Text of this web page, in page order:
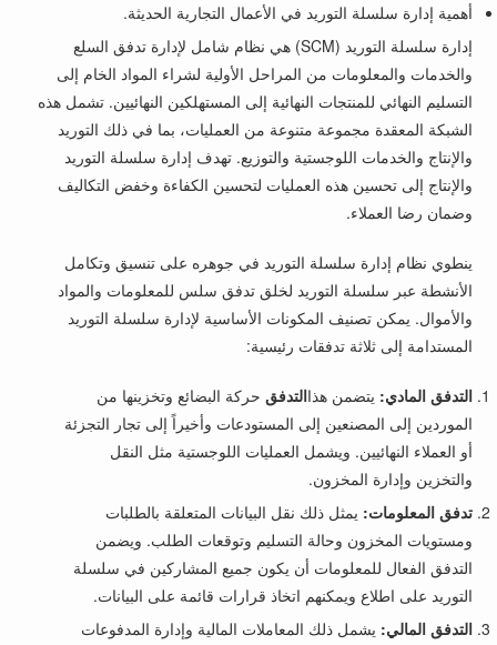
أهمية إدارة سلسلة التوريد في الأعمال التجارية الحديثة.
إدارة سلسلة التوريد (SCM) هي نظام شامل لإدارة تدفق السلع
والخدمات والمعلومات من المراحل الأولية لشراء المواد الخام إلى
التسليم النهائي للمنتجات النهائية إلى المستهلكين النهائيين. تشمل هذه
الشبكة المعقدة مجموعة متنوعة من العمليات، بما في ذلك التوريد
والإنتاج والخدمات اللوجستية والتوزيع. تهدف إدارة سلسلة التوريد
والإنتاج إلى تحسين هذه العمليات لتحسين الكفاءة وخفض التكاليف
وضمان رضا العملاء.
ينطوي نظام إدارة سلسلة التوريد في جوهره على تنسيق وتكامل
الأنشطة عبر سلسلة التوريد لخلق تدفق سلس للمعلومات والمواد
والأموال. يمكن تصنيف المكونات الأساسية لإدارة سلسلة التوريد
المستدامة إلى ثلاثة تدفقات رئيسية:
التدفق المادي: يتضمن هذاالتدفق حركة البضائع وتخزينها من
الموردين إلى المصنعين إلى المستودعات وأخيراً إلى تجار التجزئة
أو العملاء النهائيين. ويشمل العمليات اللوجستية مثل النقل
والتخزين وإدارة المخزون.
تدفق المعلومات: يمثل ذلك نقل البيانات المتعلقة بالطلبات
ومستويات المخزون وحالة التسليم وتوقعات الطلب. ويضمن
التدفق الفعال للمعلومات أن يكون جميع المشاركين في سلسلة
التوريد على اطلاع ويمكنهم اتخاذ قرارات قائمة على البيانات.
التدفق المالي: يشمل ذلك المعاملات المالية وإدارة المدفوعات